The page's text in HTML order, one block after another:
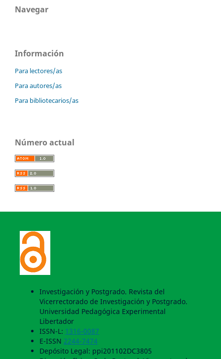
Navegar
Información
Para lectores/as
Para autores/as
Para bibliotecarios/as
Número actual
Investigación y Postgrado. Revista del
Vicerrectorado de Investigación y Postgrado.
Universidad Pedagógica Experimental
Libertador
ISSN-L: 1316-0087
E-ISSN 2244-7474
Depósito Legal: ppi201102DC3805